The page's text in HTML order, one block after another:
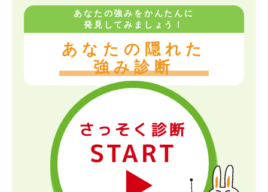
あなたの強みをかんたんに
発見してみましょう！
あなたの隠れた
強み診断
さっそく診断
START